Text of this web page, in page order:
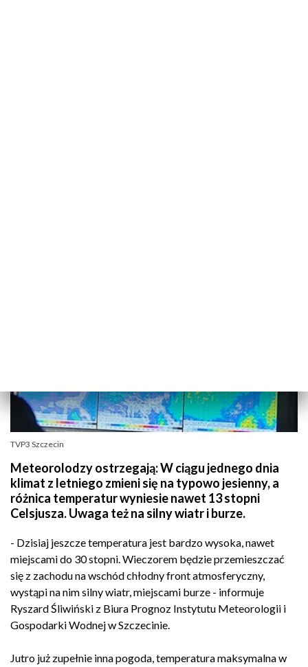
TVP3 Szczecin
Meteorolodzy ostrzegają: W ciągu jednego dnia
klimat z letniego zmieni się na typowo jesienny, a
różnica temperatur wyniesie nawet 13 stopni
Celsjusza. Uwaga też na silny wiatr i burze.
- Dzisiaj jeszcze temperatura jest bardzo wysoka, nawet
miejscami do 30 stopni. Wieczorem będzie przemieszczać
się z zachodu na wschód chłodny front atmosferyczny,
wystąpi na nim silny wiatr, miejscami burze - informuje
Ryszard Śliwiński z Biura Prognoz Instytutu Meteorologii i
Gospodarki Wodnej w Szczecinie.
Jutro już zupełnie inna pogoda, temperatura maksymalna w